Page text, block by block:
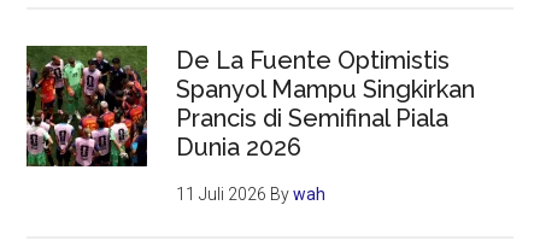
De La Fuente Optimistis
Spanyol Mampu Singkirkan
Prancis di Semifinal Piala
Dunia 2026
11 Juli 2026 Bywah